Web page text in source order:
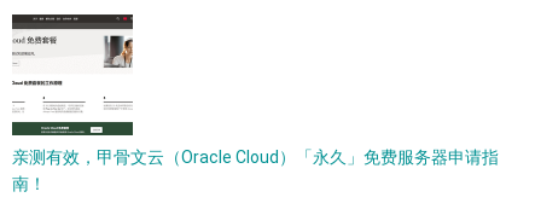
亲测有效，甲骨文云（Oracle Cloud）「永久」免费服务器申请指
南！